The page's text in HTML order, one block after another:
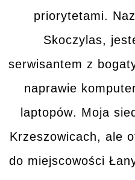
priorytetami.
Skoczylas,
serwisantem z
naprawie
laptopów. Moja
Krzeszowicach, ale
do miejscowości